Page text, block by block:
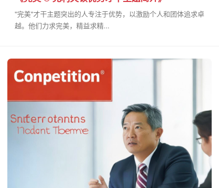
"完美"才干主题突出的人专注于优势，以激励个人和团体追求卓
越。他们力求完美，精益求精...